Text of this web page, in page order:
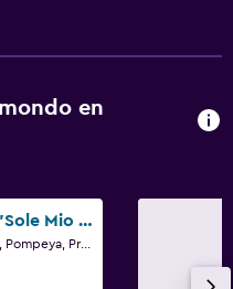
en
Residence O'Sole Mio Pompei
Via Crapolla II 22, Pompeya, Provincia de Nápoles